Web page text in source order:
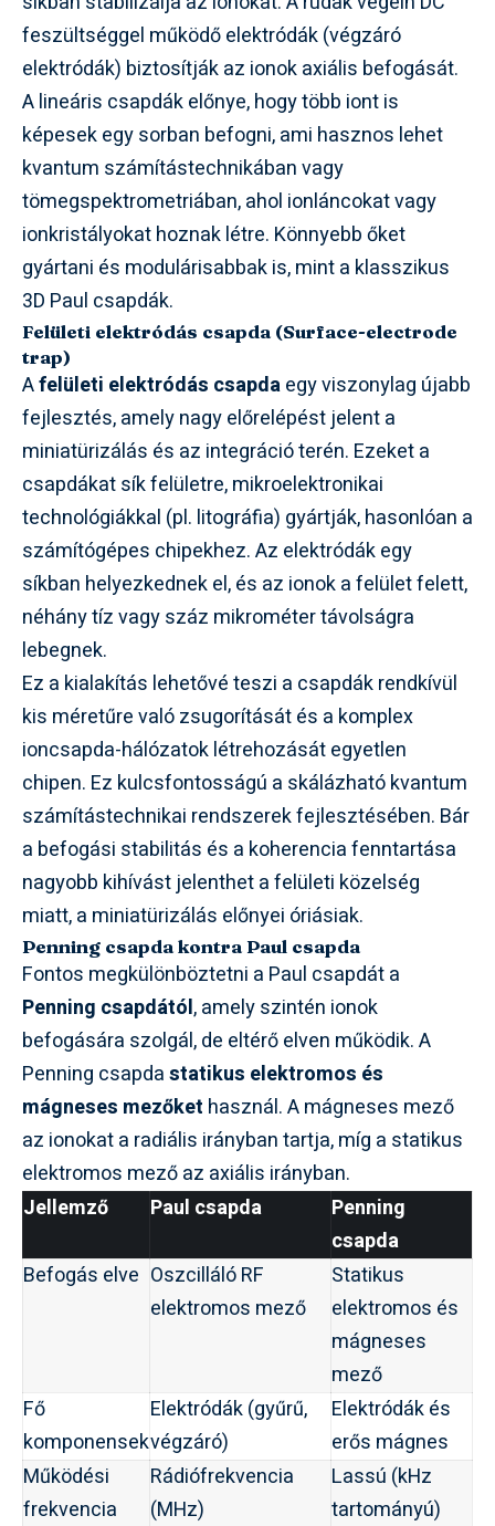
feszültséggel működő elektródák (végzáró
elektródák) biztosítják az ionok axiális befogását.
A lineáris csapdák előnye, hogy több iont is
képesek egy sorban befogni, ami hasznos lehet
kvantum számítástechnikában vagy
tömegspektrometriában, ahol ionláncokat vagy
ionkristályokat hoznak létre. Könnyebb őket
gyártani és modulárisabbak is, mint a klasszikus
3D Paul csapdák.
Felületi elektródás csapda (Surface-electrode
trap)
Afelületi elektródás csapdaegy viszonylag újabb
fejlesztés, amely nagy előrelépést jelent a
miniatürizálás és az integráció terén. Ezeket a
csapdákat sík felületre, mikroelektronikai
technológiákkal (pl. litográfia) gyártják, hasonlóan a
számítógépes chipekhez. Az elektródák egy
síkban helyezkednek el, és az ionok a felület felett,
néhány tíz vagy száz mikrométer távolságra
lebegnek.
Ez a kialakítás lehetővé teszi a csapdák rendkívül
kis méretűre való zsugorítását és a komplex
ioncsapda-hálózatok létrehozását egyetlen
chipen. Ez kulcsfontosságú a skálázható kvantum
számítástechnikai rendszerek fejlesztésében. Bár
a befogási stabilitás és a koherencia fenntartása
nagyobb kihívást jelenthet a felületi közelség
miatt, a miniatürizálás előnyei óriásiak.
Penning csapda kontra Paul csapda
Fontos megkülönböztetni a Paul csapdát a
Penning csapdától, amely szintén ionok
befogására szolgál, de eltérő elven működik. A
Penning csapdastatikus elektromos és
mágneses mezőket használ. A mágneses mező
az ionokat a radiális irányban tartja, míg a statikus
elektromos mező az axiális irányban.
Jellemző
Paul csapda
Penning
csapda
Befogás elve Oszcilláló RF
elektromos mező
Statikus
elektromos és
mágneses
mező
Fő
komponensek
Elektródák (gyűrű,
végzáró)
Elektródák és
erős mágnes
Működési
frekvencia
Rádiófrekvencia
(MHz)
Lassú (kHz
tartományú)